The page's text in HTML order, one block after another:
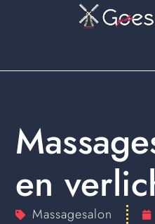
en
Massagesalon